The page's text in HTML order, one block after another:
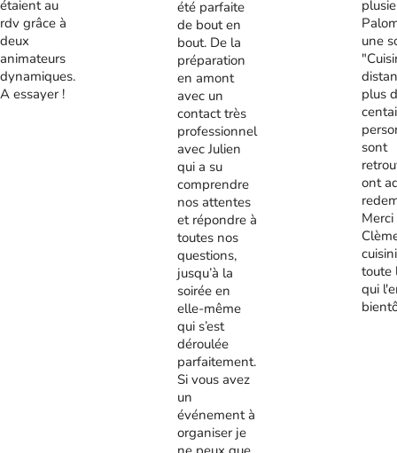
étaient au
rdv grâce à
deux
animateurs
dynamiques.
A essayer !
été parfaite
de bout en
bout. De la
préparation
en amont
avec un
contact très
professionnel
avec Julien
qui a su
comprendre
nos attentes
et répondre à
toutes nos
questions,
jusqu’à la
soirée en
elle-même
qui s’est
déroulée
parfaitement.
Si vous avez
un
événement à
organiser je
une
plus
sont
ont
Merci
toute
qui